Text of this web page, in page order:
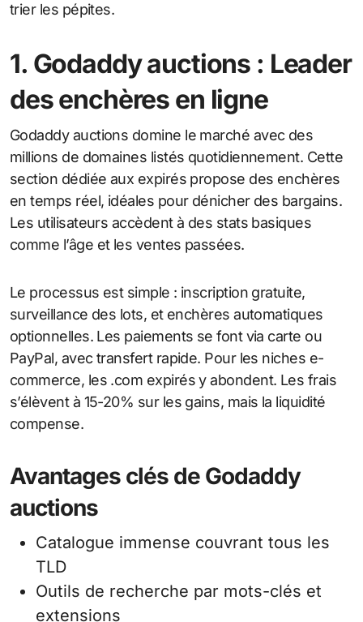
trier les pépites.
1. Godaddy auctions : Leader
des enchères en ligne
Godaddy auctions domine le marché avec des
millions de domaines listés quotidiennement. Cette
section dédiée aux expirés propose des enchères
en temps réel, idéales pour dénicher des bargains.
Les utilisateurs accèdent à des stats basiques
comme l’âge et les ventes passées.
Le processus est simple : inscription gratuite,
surveillance des lots, et enchères automatiques
optionnelles. Les paiements se font via carte ou
PayPal, avec transfert rapide. Pour les niches e-
commerce, les .com expirés y abondent. Les frais
s’élèvent à 15-20% sur les gains, mais la liquidité
compense.
Avantages clés de Godaddy
auctions
Catalogue immense couvrant tous les
TLD
Outils de recherche par mots-clés et
extensions